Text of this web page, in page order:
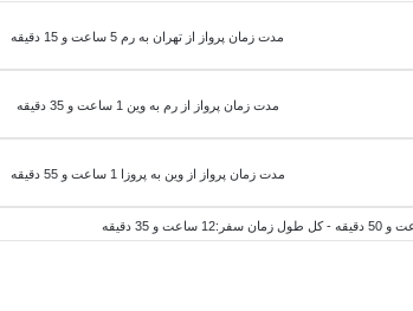
مدت زمان پرواز از تهران به رم 5 ساعت و 15 دقیقه
مدت زمان پرواز از رم بهوین 1 ساعت و 35 دقیقه
مدت زمان پرواز ازوین به پروزا 1 ساعت و 55 دقیقه